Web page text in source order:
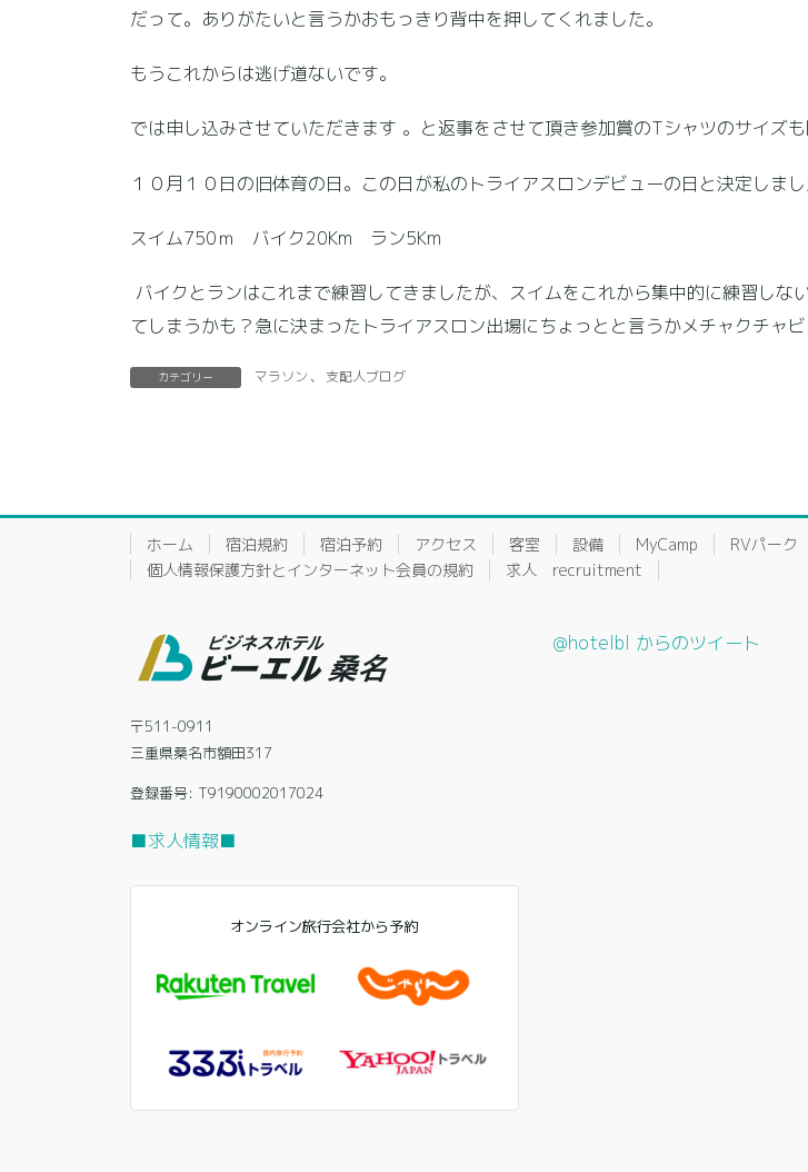
だって。ありがたいと言うかおもっきり背中を押してくれました。
もうこれからは逃げ道ないです。
では申し込みさせていただきます 。と返事をさせて頂き参加賞のTシャツのサイズも
１０月１０日の旧体育の日。この日が私のトライアスロンデビューの日と決定しまし
スイム750ｍ バイク20Km ラン5Km
バイクとランはこれまで練習してきましたが、スイムをこれから集中的に練習し
てしまうかも？急に決まったトライアスロン出場にちょっとと言うかメチャクチャビ
カテゴリー マラソン 、 支配人ブログ
ホーム 宿泊規約 宿泊予約 アクセス 客室 設備 MyCamp RVパーク
個人情報保護方針とインターネット会員の規約
求人 recruitment
〒511-0911
三重県桑名市額田317
登録番号: T9190002017024
■求人情報■
オンライン旅行会社から予約
@hotelbl からのツイート